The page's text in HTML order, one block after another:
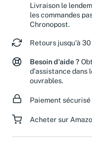
Livraison le
les commandes
Chronopost.
Retours jusqu'à
Besoin d'aide ?
d'assistance dans
ouvrables.
Paiement sécurisé
Acheter sur